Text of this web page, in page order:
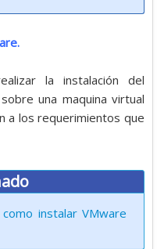
la instalación del
sobre una maquina virtual
a los requerimientos que
instalar VMware